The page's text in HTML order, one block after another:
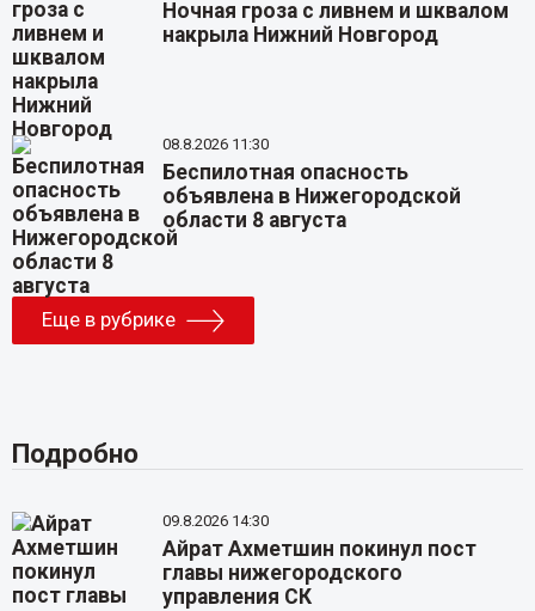
Ночная гроза с ливнем и шквалом
накрыла Нижний Новгород
08.8.2026 11:30
Беспилотная опасность
объявлена в Нижегородской
области 8 августа
Еще в рубрике
Подробно
09.8.2026 14:30
Айрат Ахметшин покинул пост
главы нижегородского
управления СК